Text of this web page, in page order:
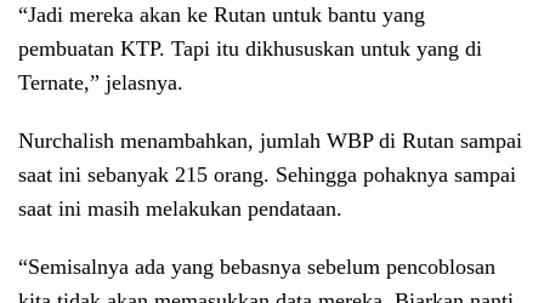
“Jadi mereka akan ke Rutan untuk bantu yang
pembuatan KTP. Tapi itu dikhususkan untuk yang di
Ternate,” jelasnya.
Nurchalish menambahkan, jumlah WBP di Rutan sampai
saat ini sebanyak 215 orang. Sehingga pohaknya sampai
saat ini masih melakukan pendataan.
“Semisalnya ada yang bebasnya sebelum pencoblosan